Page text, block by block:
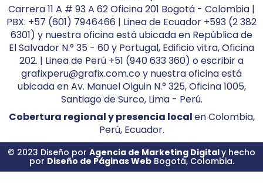
Carrera 11 A # 93 A 62 Oficina 201 Bogotá - Colombia |
PBX: +57 (601) 7946466 | Linea de Ecuador +593 (2 382
6301) y nuestra oficina está ubicada en República de
El Salvador N.° 35 - 60 y Portugal, Edificio vitra, Oficina
202. | Linea de Perú +51 (940 633 360) o escribir a
grafixperu@grafix.com.co y nuestra oficina está
ubicada en Av. Manuel Olguin N.° 325, Oficina 1005,
Santiago de Surco, Lima - Perú.
Cobertura regional y presencia localen Colombia,
Perú, Ecuador.
© 2023 Diseño por Agencia de Marketing Digitaly hecho
por Diseño de Páginas WebBogotá, Colombia.